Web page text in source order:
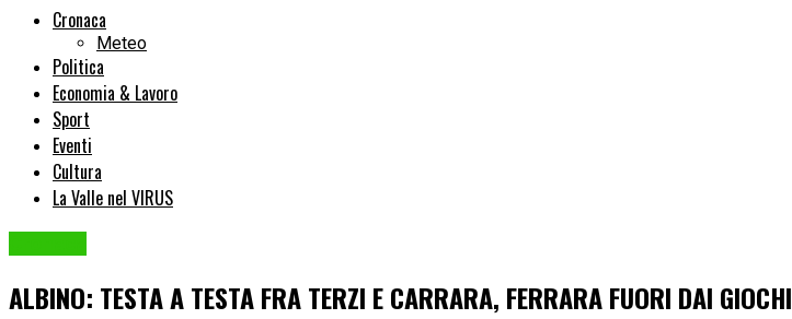
Cronaca
Meteo
Politica
Economia & Lavoro
Sport
Eventi
Cultura
La Valle nel VIRUS
ALBINO: TESTA A TESTA FRA TERZI E CARRARA, FERRARA FUORI DAI GIOCHI